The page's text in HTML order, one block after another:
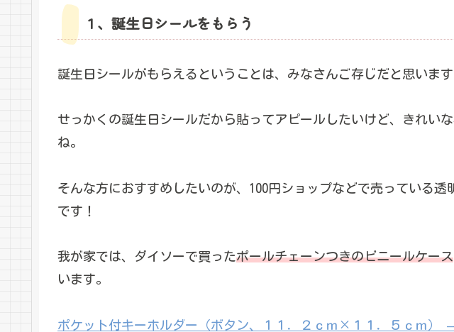
１、誕生日シールをもらう
誕生日シールがもらえるということは、みなさんご存じだと思います
せっかくの誕生日シールだから貼ってアピールしたいけど、きれい
ね。
そんな方におすすめしたいのが、100円ショップなどで売っている透
です！
我が家では、ダイソーで買ったポールチェーンつきのビニールケース
います。
ポケット付キーホルダー（ボタン、１１．２ｃｍ×１１．５ｃｍ）